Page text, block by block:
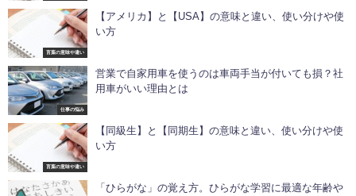
言葉の意味や違い
【アメリカ】と【USA】の意味と違い、使い分けや使
い方
仕事の悩み
営業で自家用車を使うのは車両手当が付いても損？社
用車がいい理由とは
言葉の意味や違い
【同級生】と【同期生】の意味と違い、使い分けや使
い方
「ひらがな」の覚え方。ひらがな学習に最適な年齢や